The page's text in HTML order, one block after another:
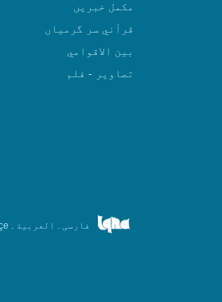
مکمل خبریں
قرآني سر گرمياں
بين الاقوامي
تصاوير - فلم
فارسی . العربیة .